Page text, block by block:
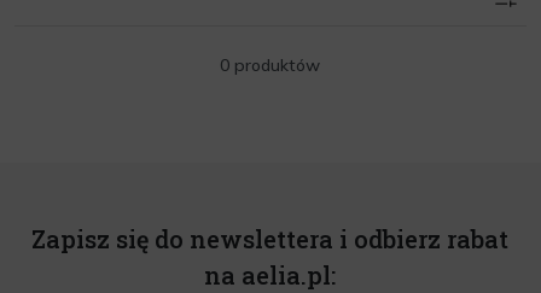
0 produktów
Zapisz się do newslettera i odbierz rabat
na aelia.pl: